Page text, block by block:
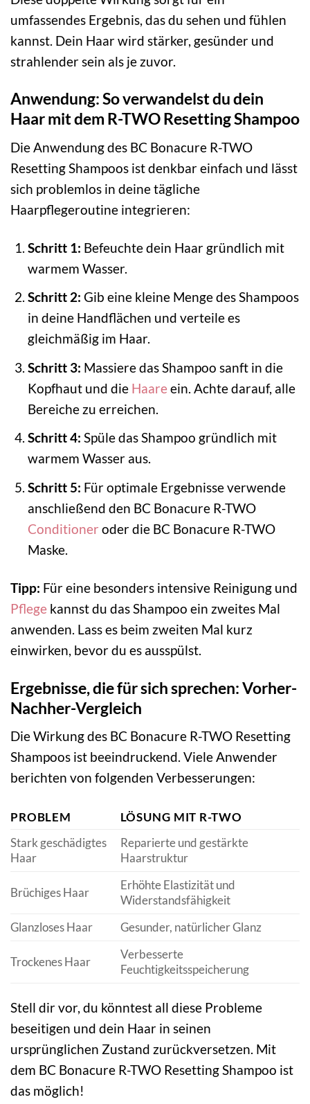
umfassendes Ergebnis, das du sehen und fühlen
kannst. Dein Haar wird stärker, gesünder und
strahlender sein als je zuvor.
Anwendung: So verwandelst du dein
Haar mit dem R-TWO Resetting Shampoo
Die Anwendung des BC Bonacure R-TWO
Resetting Shampoos ist denkbar einfach und lässt
sich problemlos in deine tägliche
Haarpflegeroutine integrieren:
Schritt 1: Befeuchte dein Haar gründlich mit
warmem Wasser.
Schritt 2: Gib eine kleine Menge des Shampoos
in deine Handflächen und verteile es
gleichmäßig im Haar.
Schritt 3: Massiere das Shampoo sanft in die
Kopfhaut und die Haareein. Achte darauf, alle
Bereiche zu erreichen.
Schritt 4: Spüle das Shampoo gründlich mit
warmem Wasser aus.
Schritt 5: Für optimale Ergebnisse verwende
anschließend den BC Bonacure R-TWO
Conditioner oder die BC Bonacure R-TWO
Maske.
Tipp: Für eine besonders intensive Reinigung und
Pflege kannst du das Shampoo ein zweites Mal
anwenden. Lass es beim zweiten Mal kurz
einwirken, bevor du es ausspülst.
Ergebnisse, die für sich sprechen: Vorher-
Nachher-Vergleich
Die Wirkung des BC Bonacure R-TWO Resetting
Shampoos ist beeindruckend. Viele Anwender
berichten von folgenden Verbesserungen:
PROBLEM
LÖSUNG MIT R-TWO
Stark geschädigtes
Haar
Reparierte und gestärkte
Haarstruktur
Brüchiges Haar
Erhöhte Elastizität und
Widerstandsfähigkeit
Glanzloses Haar
Gesunder, natürlicher Glanz
Trockenes Haar
Verbesserte
Feuchtigkeitsspeicherung
Stell dir vor, du könntest all diese Probleme
beseitigen und dein Haar in seinen
ursprünglichen Zustand zurückversetzen. Mit
dem BC Bonacure R-TWO Resetting Shampoo ist
das möglich!